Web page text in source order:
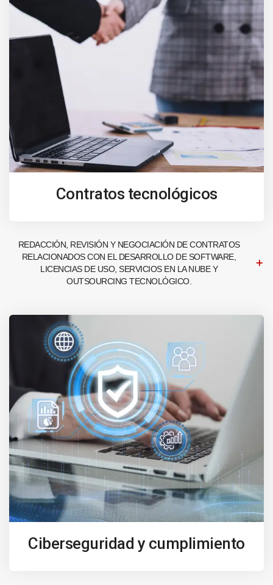
Contratos tecnológicos
REDACCIÓN, REVISIÓN Y NEGOCIACIÓN DE CONTRATOS
RELACIONADOS CON EL DESARROLLO DE SOFTWARE,
LICENCIAS DE USO, SERVICIOS EN LA NUBE Y
OUTSOURCING TECNOLÓGICO.
Ciberseguridad y cumplimiento